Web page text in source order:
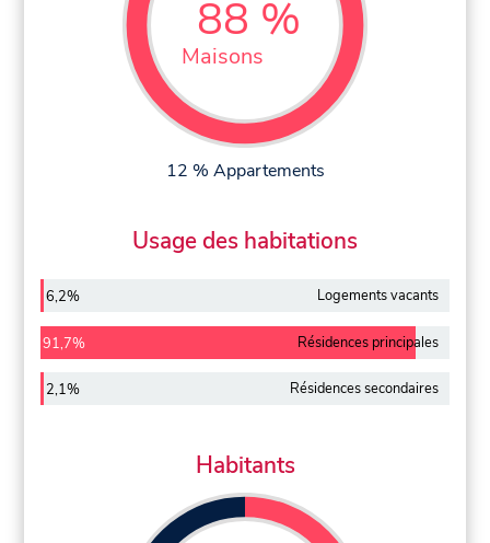
88 %
Maisons
12 % Appartements
Usage des habitations
6,2% Logements vacants
91,7% Résidences principales
2,1% Résidences secondaires
Habitants